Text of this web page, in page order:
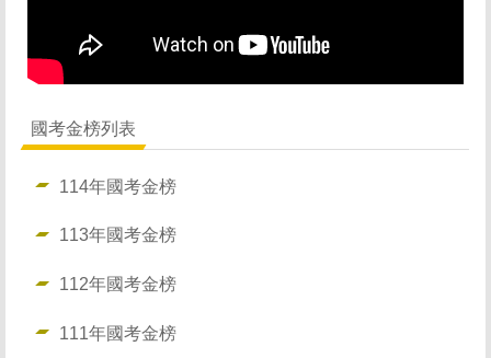
修業規則 Curriculum
影音活動 Video
聯絡我們 Connection
國考金榜列表
114年國考金榜
113年國考金榜
112年國考金榜
111年國考金榜